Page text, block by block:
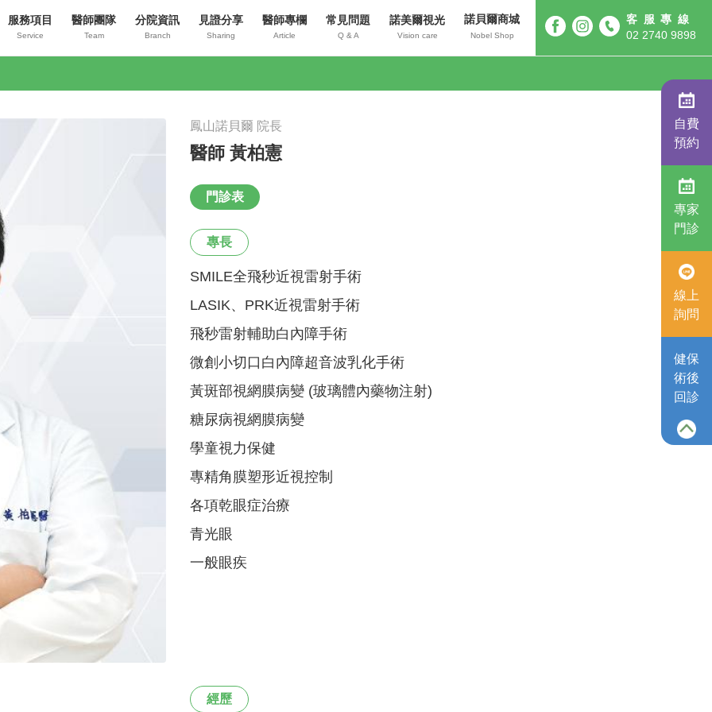
服務項目
Service
醫師團隊
Team
分院資訊
Branch
見證分享
Sharing
醫師專欄
Article
常見問題
Q & A
諾美爾視光
Vision care
諾貝爾商城
Nobel Shop
客服專線
02 2740 9898
鳳山諾貝爾 院長
醫師 黃柏憲
門診表
專長
SMILE全飛秒近視雷射手術
LASIK、PRK近視雷射手術
飛秒雷射輔助白內障手術
微創小切口白內障超音波乳化手術
黃斑部視網膜病變 (玻璃體內藥物注射)
糖尿病視網膜病變
學童視力保健
專精角膜塑形近視控制
各項乾眼症治療
青光眼
一般眼疾
經歷
自費
預約
專家
門診
線上
詢問
健保
術後
回診